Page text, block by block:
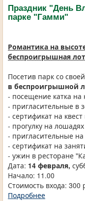
Праздник "День
парке "Гамми"
Романтика на
беспроигрышная
Посетив парк со
в беспроигрышной
- посещение катка
- пригласительные в
- сертификат на
- прогулку на лошадях
- пригласительные
- сертификат на
- ужин в ресторане
Дата: 14 февраля,
Начало: 11.00
Стоимость входа: 300
Подробнее